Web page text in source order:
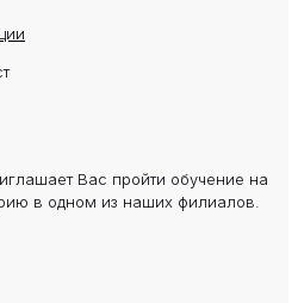
Вас пройти обучение на
в одном из наших филиалов.